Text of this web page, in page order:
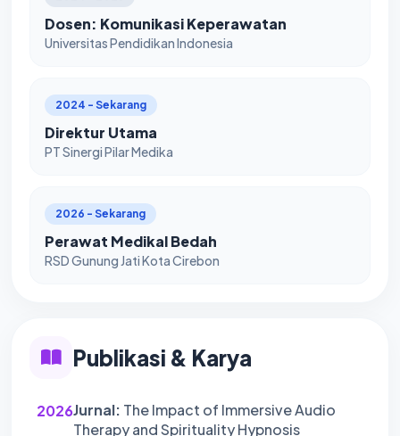
Dosen: Komunikasi Keperawatan
Universitas Pendidikan Indonesia
2024 - Sekarang
Direktur Utama
PT Sinergi Pilar Medika
2026 - Sekarang
Perawat Medikal Bedah
RSD Gunung Jati Kota Cirebon
Publikasi & Karya
2026Jurnal: The Impact of Immersive Audio
Therapy and Spirituality Hypnosis